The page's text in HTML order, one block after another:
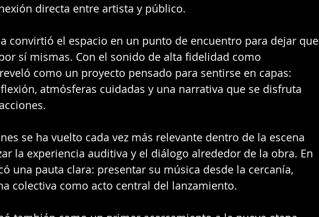
directa entre artista y público.
convirtió el espacio en un punto de encuentro para dejar que
sí mismas. Con el sonido de alta fidelidad como
como un proyecto pensado para sentirse en capas:
atmósferas cuidadas y una narrativa que se disfruta
se ha vuelto cada vez más relevante dentro de la escena
la experiencia auditiva y el diálogo alrededor de la obra. En
una pauta clara: presentar su música desde la cercanía,
colectiva como acto central del lanzamiento.